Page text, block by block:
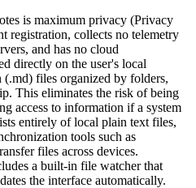
is maximum privacy (Privacy
registration, collects no telemetry
and has no cloud
directly on the user's local
files organized by folders,
This eliminates the risk of being
access to information if a system
entirely of local plain text files,
tools such as
files across devices.
a built-in file watcher that
the interface automatically.